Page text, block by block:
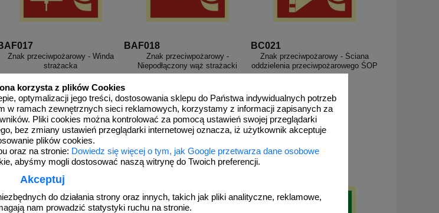
korzysta z plików Cookies
optymalizacji jego treści, dostosowania sklepu do Państwa indywidualnych potrzeb
w ramach zewnętrznych sieci reklamowych, korzystamy z informacji zapisanych za
Pliki cookies można kontrolować za pomocą ustawień swojej przeglądarki
bez zmiany ustawień przeglądarki internetowej oznacza, iż użytkownik akceptuje
plików cookies.
oraz na stronie: Dowiedz się więcej o tym, jak Google przetwarza dane osobowe
abyśmy mogli dostosować naszą witrynę do Twoich preferencji.
Akceptuj
do działania strony oraz innych, takich jak pliki analityczne, reklamowe,
nam prowadzić statystyki ruchu na stronie.
Znak przeciwpożarowy - Winda
strażacka
od 1,93 zł
1,57 zł netto
do koszyka
BAF018
Znak przeciwpożarowy -
Niepodłączony wąż strażacki
od 1,93 zł
1,57 zł netto
do koszyka
BC021
Znak przeciwpożarowy - Ściana
oddzielenia przeciwpożarowego ŚOP
od 13,25 zł
10,77 zł netto